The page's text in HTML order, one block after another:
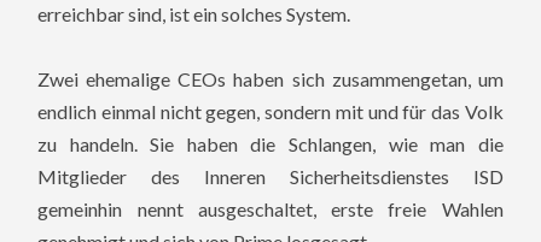
erreichbar sind, ist ein solches System.
Zwei ehemalige CEOs haben sich zusammengetan, um
endlich einmal nicht gegen, sondern mit und für das Volk
zu handeln. Sie haben die Schlangen, wie man die
Mitglieder des Inneren Sicherheitsdienstes ISD
gemeinhin nennt ausgeschaltet, erste freie Wahlen